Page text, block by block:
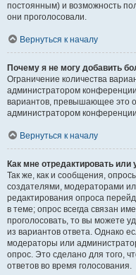
постоянным) и возможность
они проголосовали.
Вернуться к началу
Почему я не могу добавить
Ограничение количества
администратором
вариантов, превышающее это
администратором
Вернуться к началу
Как мне отредактировать или
Так же, как и сообщения,
создателями, модераторами
редактирования опроса
в теме; опрос всегда связан
проголосовать, то вы можете
из вариантов ответа. Однако
модераторы или
опрос. Это сделано для того,
ответов во время голосования.